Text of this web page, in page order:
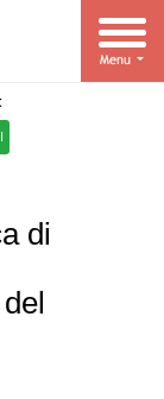
di